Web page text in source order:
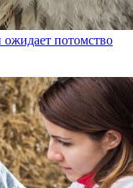
потомство